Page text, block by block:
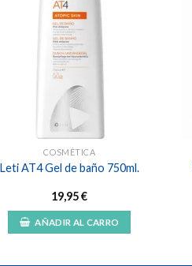
COSMÉTICA
Leti AT4 Gel de baño 750ml.
19,95€
AÑADIR AL CARRO